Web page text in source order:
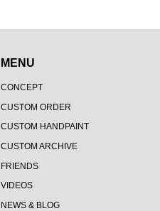
MENU
CONCEPT
CUSTOM ORDER
CUSTOM HANDPAINT
CUSTOM ARCHIVE
FRIENDS
VIDEOS
NEWS & BLOG